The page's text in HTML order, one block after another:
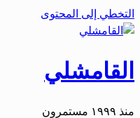
التخطي إلى المحتوى
القامشلي
منذ ١٩٩٩ مستمرون